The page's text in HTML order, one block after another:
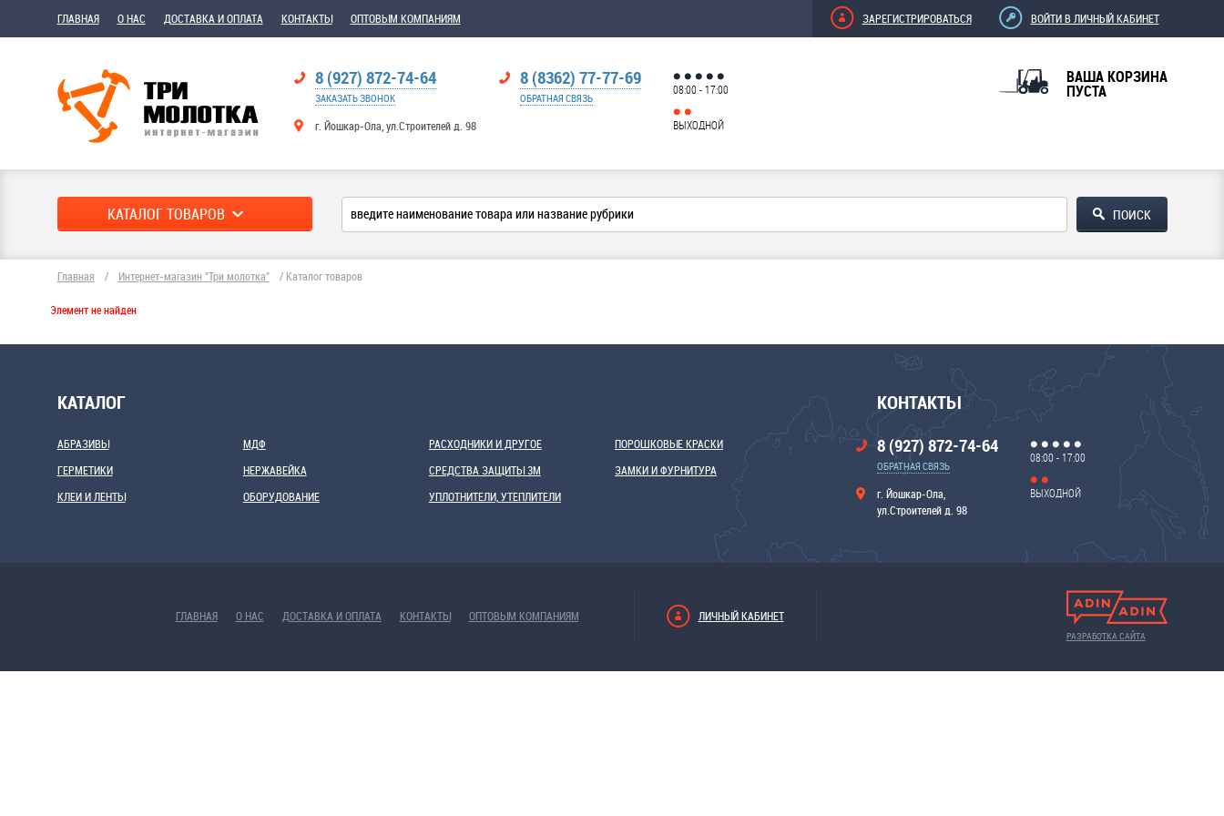
ГЛАВНАЯ О НАС ДОСТАВКА И ОПЛАТА КОНТАКТЫ ОПТОВЫМ КОМПАНИЯМ ЗАРЕГИСТРИРОВАТЬСЯ ВОЙТИ В ЛИЧНЫЙ КАБИНЕТ
8 (927) 872-74-64
ЗАКАЗАТЬ ЗВОНОК
г. Йошкар-Ола, ул.Строителей д. 98
8 (8362) 77-77-69
ОБРАТНАЯ СВЯЗЬ
08:00 - 17:00
ВЫХОДНОЙ
ВАША КОРЗИНА
ПУСТА
КАТАЛОГ ТОВАРОВ
Главная / Интернет-магазин "Три молотка" / Каталог товаров
Элемент не найден
КАТАЛОГ
АБРАЗИВЫ
ГЕРМЕТИКИ
КЛЕИ И ЛЕНТЫ
МДФ
НЕРЖАВЕЙКА
ОБОРУДОВАНИЕ
РАСХОДНИКИ И ДРУГОЕ
СРЕДСТВА ЗАЩИТЫ 3М
УПЛОТНИТЕЛИ, УТЕПЛИТЕЛИ
ПОРОШКОВЫЕ КРАСКИ
ЗАМКИ И ФУРНИТУРА
КОНТАКТЫ
8 (927) 872-74-64
ОБРАТНАЯ СВЯЗЬ
г. Йошкар-Ола,
ул.Строителей д. 98
08:00 - 17:00
ВЫХОДНОЙ
ГЛАВНАЯ О НАС ДОСТАВКА И ОПЛАТА КОНТАКТЫ ОПТОВЫМ КОМПАНИЯМ ЛИЧНЫЙ КАБИНЕТ
РАЗРАБОТКА САЙТА